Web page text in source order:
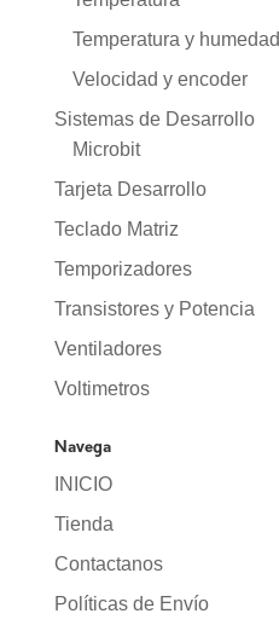
Temperatura y humedad
Velocidad y encoder
Sistemas de Desarrollo
Microbit
Tarjeta Desarrollo
Teclado Matriz
Temporizadores
Transistores y Potencia
Ventiladores
Voltimetros
Navega
INICIO
Tienda
Contactanos
Políticas de Envío